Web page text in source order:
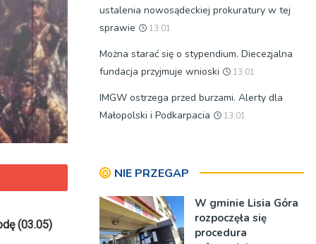
(03.05)
ustalenia nowosądeckiej prokuratury w tej
sprawie
13:01
Można starać się o stypendium. Diecezjalna
fundacja przyjmuje wnioski
13:01
IMGW ostrzega przed burzami. Alerty dla
Małopolski i Podkarpacia
13:01
NIE PRZEGAP
W gminie Lisia Góra
rozpoczęła się
procedura